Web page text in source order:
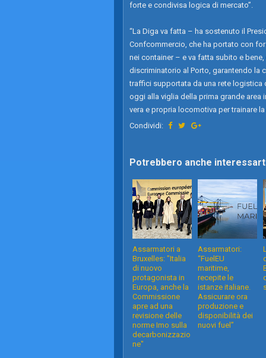
forte e condivisa logica di mercato”.
“La Diga va fatta – ha sostenuto il
Confcommercio, che ha portato con
nei container – e va fatta subito e
discriminatorio al Porto, garantendo la
traffici supportata da una rete logistica
oggi alla viglia della prima grande area
vera e propria locomotiva per trainare la
Condividi:
Potrebbero anche
Assarmatori a
Bruxelles: "Italia
di nuovo
protagonista in
Europa, anche la
Commissione
apre ad una
revisione delle
norme Imo sulla
decarbonizzazio
ne"
Assarmatori:
“FuelEU
maritime,
recepite le
istanze italiane.
Assicurare ora
produzione e
disponibilità dei
nuovi fuel”